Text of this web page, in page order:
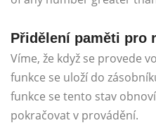
Přidělení paměti pro
Víme, že když se provede
funkce se uloží do
funkce se tento stav
pokračovat v provádění.